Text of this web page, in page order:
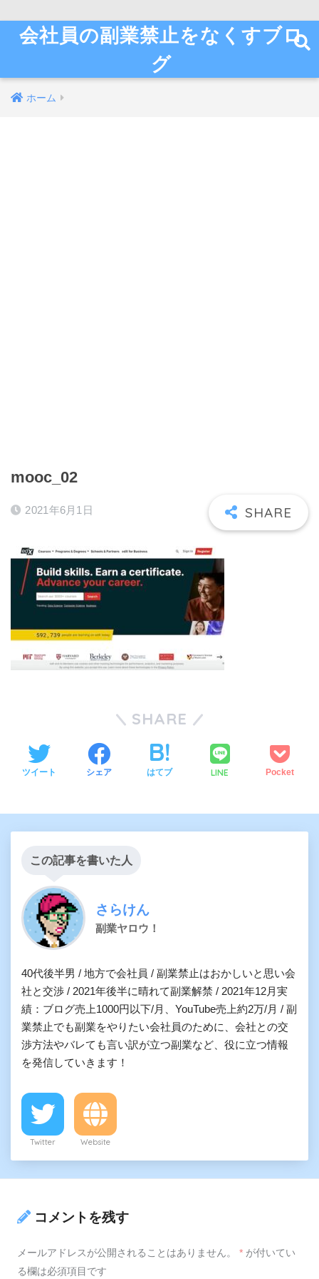
会社員の副業禁止をなくすブロ
グ
ホーム
mooc_02
2021年6月1日
SHARE
ツイート シェア はてブ LINE Pocket
この記事を書いた人
さらけん
副業ヤロウ！
40代後半男 / 地方で会社員 / 副業禁止はおかしいと思い会
社と交渉 / 2021年後半に晴れて副業解禁 / 2021年12月実
績：ブログ売上1000円以下/月、YouTube売上約2万/月 / 副
業禁止でも副業をやりたい会社員のために、会社との交
渉方法やバレても言い訳が立つ副業など、役に立つ情報
を発信していきます！
Twitter Website
コメントを残す
メールアドレスが公開されることはありません。 * が付いてい
る欄は必須項目です